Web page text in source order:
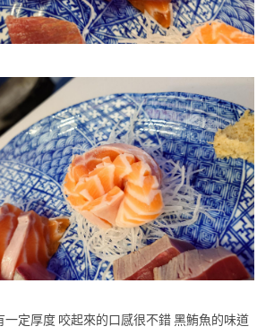
定厚度 咬起來的口感很不錯 黑鮪魚的味道